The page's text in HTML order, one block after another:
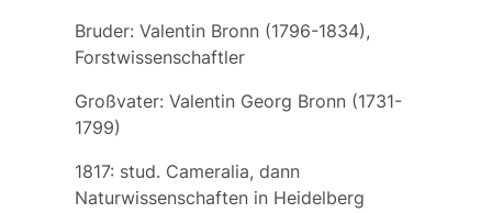
Bruder: Valentin Bronn(1796-1834),
Forstwissenschaftler
Großvater: Valentin Georg Bronn(1731-
1799)
1817: stud. Cameralia, dann
Naturwissenschaften in Heidelberg